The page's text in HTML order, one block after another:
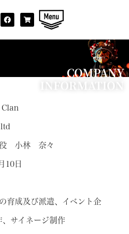
COMPANY
INFORMATION
小林 奈々
10日
成及び派遣、イベント企
サイネージ制作